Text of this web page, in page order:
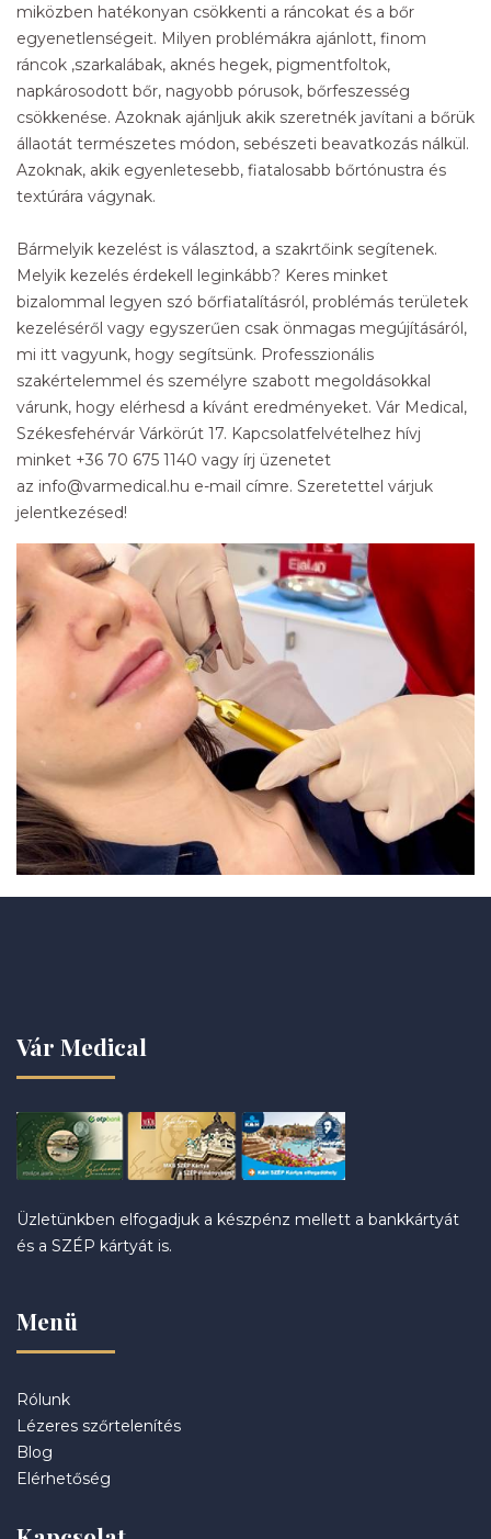
miközben hatékonyan csökkenti a ráncokat és a bőr
egyenetlenségeit. Milyen problémákra ajánlott, finom
ráncok ,szarkalábak, aknés hegek, pigmentfoltok,
napkárosodott bőr, nagyobb pórusok, bőrfeszesség
csökkenése. Azoknak ajánljuk akik szeretnék javítani a bőrük
állaotát természetes módon, sebészeti beavatkozás nálkül.
Azoknak, akik egyenletesebb, fiatalosabb bőrtónustra és
textúrára vágynak.
Bármelyik kezelést is választod, a szakrtőink segítenek.
Melyik kezelés érdekell leginkább? Keres minket
bizalommal legyen szó bőrfiatalításról, problémás területek
kezeléséről vagy egyszerűen csak önmagas megújításáról,
mi itt vagyunk, hogy segítsünk. Professzionális
szakértelemmel és személyre szabott megoldásokkal
várunk, hogy elérhesd a kívánt eredményeket. Vár Medical,
Székesfehérvár Várkörút 17. Kapcsolatfelvételhez hívj
minket +36 70 675 1140 vagy írj üzenetet
az info@varmedical.hu e-mail címre. Szeretettel várjuk
jelentkezésed!
Vár Medical
Üzletünkben elfogadjuk a készpénz mellett a bankkártyát
és a SZÉP kártyát is.
Menü
Rólunk
Lézeres szőrtelenítés
Blog
Elérhetőség